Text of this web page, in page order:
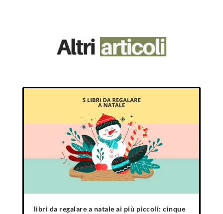
libri da regalare a natale ai più piccoli: cinque